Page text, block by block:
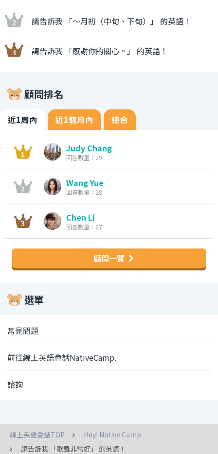
請告訴我 「〜月初（中旬、下旬）」 的英語！
請告訴我 「感謝你的關心。」 的英語！
顧問排名
近1周內 近1個月內 綜合
Judy Chang
回答數量：29
Wang Yue
回答數量：28
Chen Li
回答數量：27
顧問一覽
選單
常見問題
前往線上英語會話NativeCamp.
諮詢
線上英語會話TOP
Hey! Native Camp
請告訴我 「歌聲非常好」 的英語！